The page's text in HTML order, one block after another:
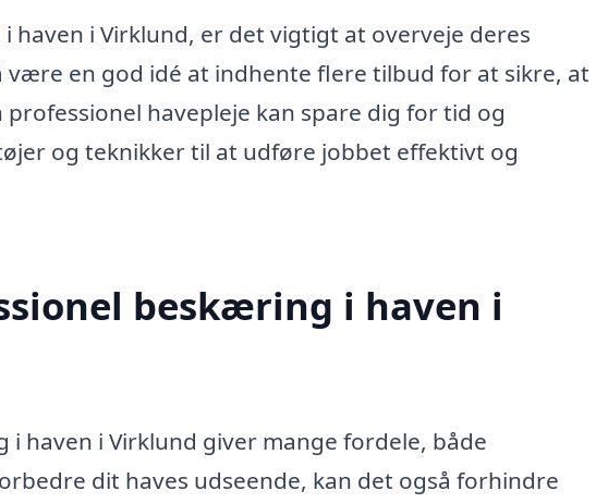
i Virklund, er det vigtigt at overveje deres
være en god idé at indhente flere tilbud for at sikre, at
havepleje kan spare dig for tid og
og teknikker til at udføre jobbet effektivt og
beskæring i haven i
haven i Virklund giver mange fordele, både
dit haves udseende, kan det også forhindre